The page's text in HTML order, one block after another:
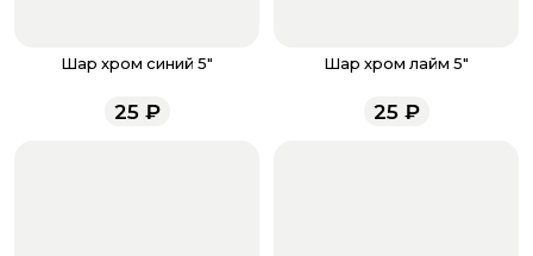
звоните по номеру телефона
8 (927) 936-71-86
напишите WhatsApp
+7 937 333-66-53
менеджеры работают ежедневно с 9.00 до 23.00 и
всегда рады проконсультировать вас.
Шар хром синий 5"
25₽
Шар хром лайм 5"
25₽